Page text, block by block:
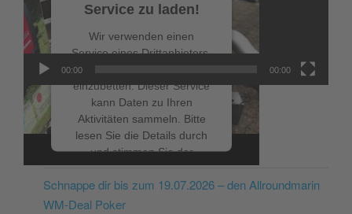
Service zu laden!
Wir verwenden einen
Service eines Drittanbieters,
einzubetten. Dieser Service
kann Daten zu Ihren
Aktivitäten sammeln. Bitte
lesen Sie die Details durch
und stimmen Sie der
Nutzung des Service zu, um
dieses Video anzusehen.
00:00 00:00
NEUESTE BEITRÄGE
Schnappe dir bis zum 19.07.2026 – den Allroundmarin
WM-Deal Poker